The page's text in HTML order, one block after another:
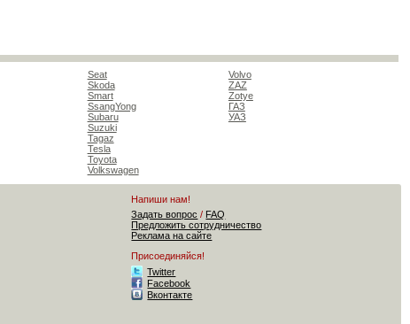
Seat
Skoda
Smart
SsangYong
Subaru
Suzuki
Tagaz
Tesla
Toyota
Volkswagen
Volvo
ZAZ
Zotye
ГАЗ
УАЗ
Напиши нам!
Задать вопрос / FAQ
Предложить сотрудничество
Реклама на сайте
Присоединяйся!
Twitter
Facebook
Вконтакте